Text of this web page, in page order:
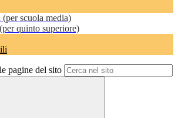
(per scuola media)
quinto superiore)
pagine del sito